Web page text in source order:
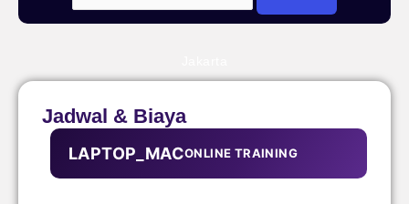
Jadwal & Biaya
LAPTOP_MACONLINE TRAINING